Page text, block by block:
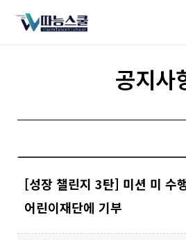
공지사
[성장 챌린지 3탄] 미션 미 수
어린이재단에 기부